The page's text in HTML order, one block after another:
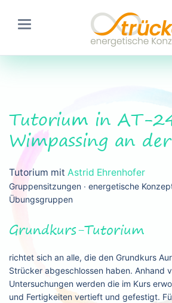
Tutorium in AT-
Wimpassing an
Tutorium mitAstrid Ehrenhofer
Gruppensitzungen ∙ energetische
Übungsgruppen
Grundkurs-Tutorium
richtet sich an alle, die den Grundkurs
Strücker abgeschlossen haben. Anhand
Untersuchungen werden die im Kurs
und Fertigkeiten vertieft und gefestigt.